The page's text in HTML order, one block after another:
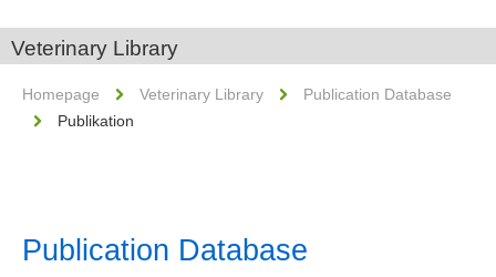
Veterinary Library
Homepage Veterinary Library
Publication Database
Publikation
Publication Database